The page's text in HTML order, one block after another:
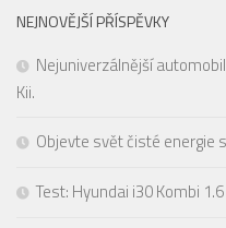
NEJNOVĚJŠÍ PŘÍSPĚVKY
Nejuniverzálnější
Kii.
Objevte svět čisté energie
Test: Hyundai i30 Kombi 1.6